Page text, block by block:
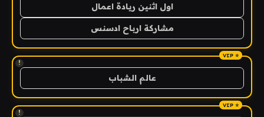
اول اثنين ريادة اعمال
مشاركة ارباح ادسنس
!
عالم الشباب
!